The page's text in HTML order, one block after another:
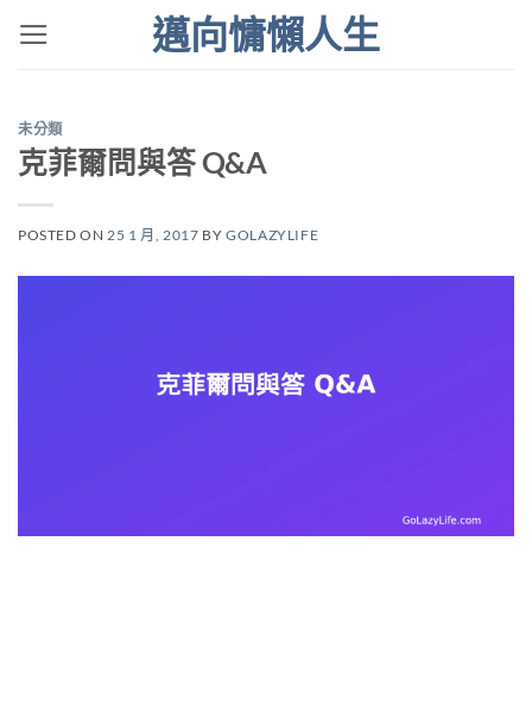
邁向慵懶人生
未分類
克菲爾問與答 Q&A
POSTED ON25 1 月, 2017 BYGOLAZYLIFE